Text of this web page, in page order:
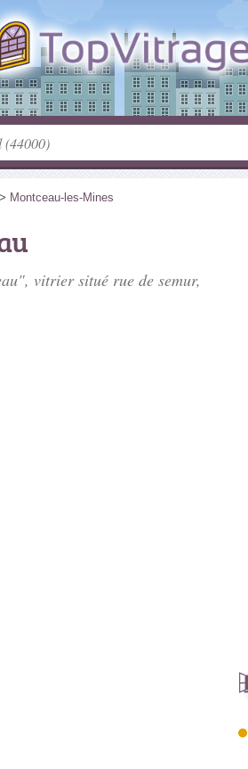
> Montceau-les-Mines
vitrier situé rue de semur,